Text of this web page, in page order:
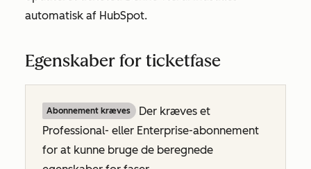
automatisk af HubSpot.
Egenskaber for ticketfase
Abonnement kræves
Der kræves et
Professional- eller Enterprise-abonnement
for at kunne bruge de beregnede